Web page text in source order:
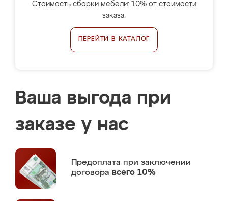
Стоимость сборки мебели: 10% от стоимости
заказа.
ПЕРЕЙТИ В КАТАЛОГ
Ваша выгода при
заказе у нас
Предоплата при заключении
договора всего 10%